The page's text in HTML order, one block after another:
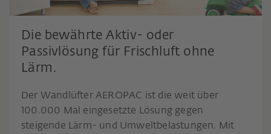
Die bewährte Aktiv- oder
Passivlösung für Frischluft ohne
Lärm.
Der Wandlüfter AEROPAC ist die weit über
100.000 Mal eingesetzte Lösung gegen
steigende Lärm- und Umweltbelastungen. Mit